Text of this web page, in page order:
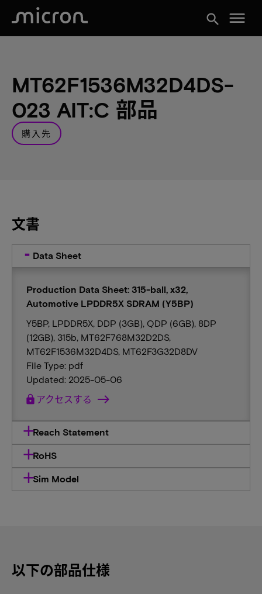
search menu
MT62F1536M32D4DS-
023 AIT:C 部品
購入先
文書
Data Sheet
Production Data Sheet: 315-ball, x32,
Automotive LPDDR5X SDRAM (Y5BP)
Y5BP, LPDDR5X, DDP (3GB), QDP (6GB), 8DP
(12GB), 315b, MT62F768M32D2DS,
MT62F1536M32D4DS, MT62F3G32D8DV
File Type: pdf
Updated: 2025-05-06
lock アクセスする
Reach Statement
RoHS
Sim Model
以下の部品仕様